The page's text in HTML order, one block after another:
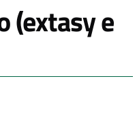
(extasy e